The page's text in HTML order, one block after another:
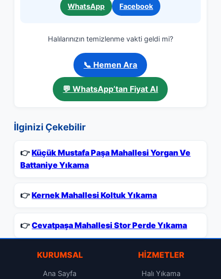
WhatsApp Facebook
Halılarınızın temizlenme vakti geldi mi?
📞 Hemen Ara
💬 WhatsApp’tan Fiyat Al
İlginizi Çekebilir
👉Küçük Mustafa Paşa Mahallesi Yorgan Ve
Battaniye Yıkama
👉Kernek Mahallesi Koltuk Yıkama
👉Cevatpaşa Mahallesi Stor Perde Yıkama
KURUMSAL
Ana Sayfa
HIZMETLER
Halı Yıkama